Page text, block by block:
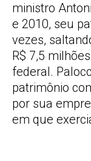
ministro
e 2010, seu
vezes,
R$ 7,5
federal.
patrimônio
por sua
em que